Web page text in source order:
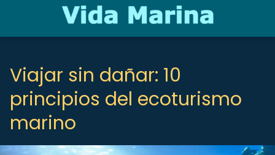
Viajar sin dañar: 10
principios del ecoturismo
marino